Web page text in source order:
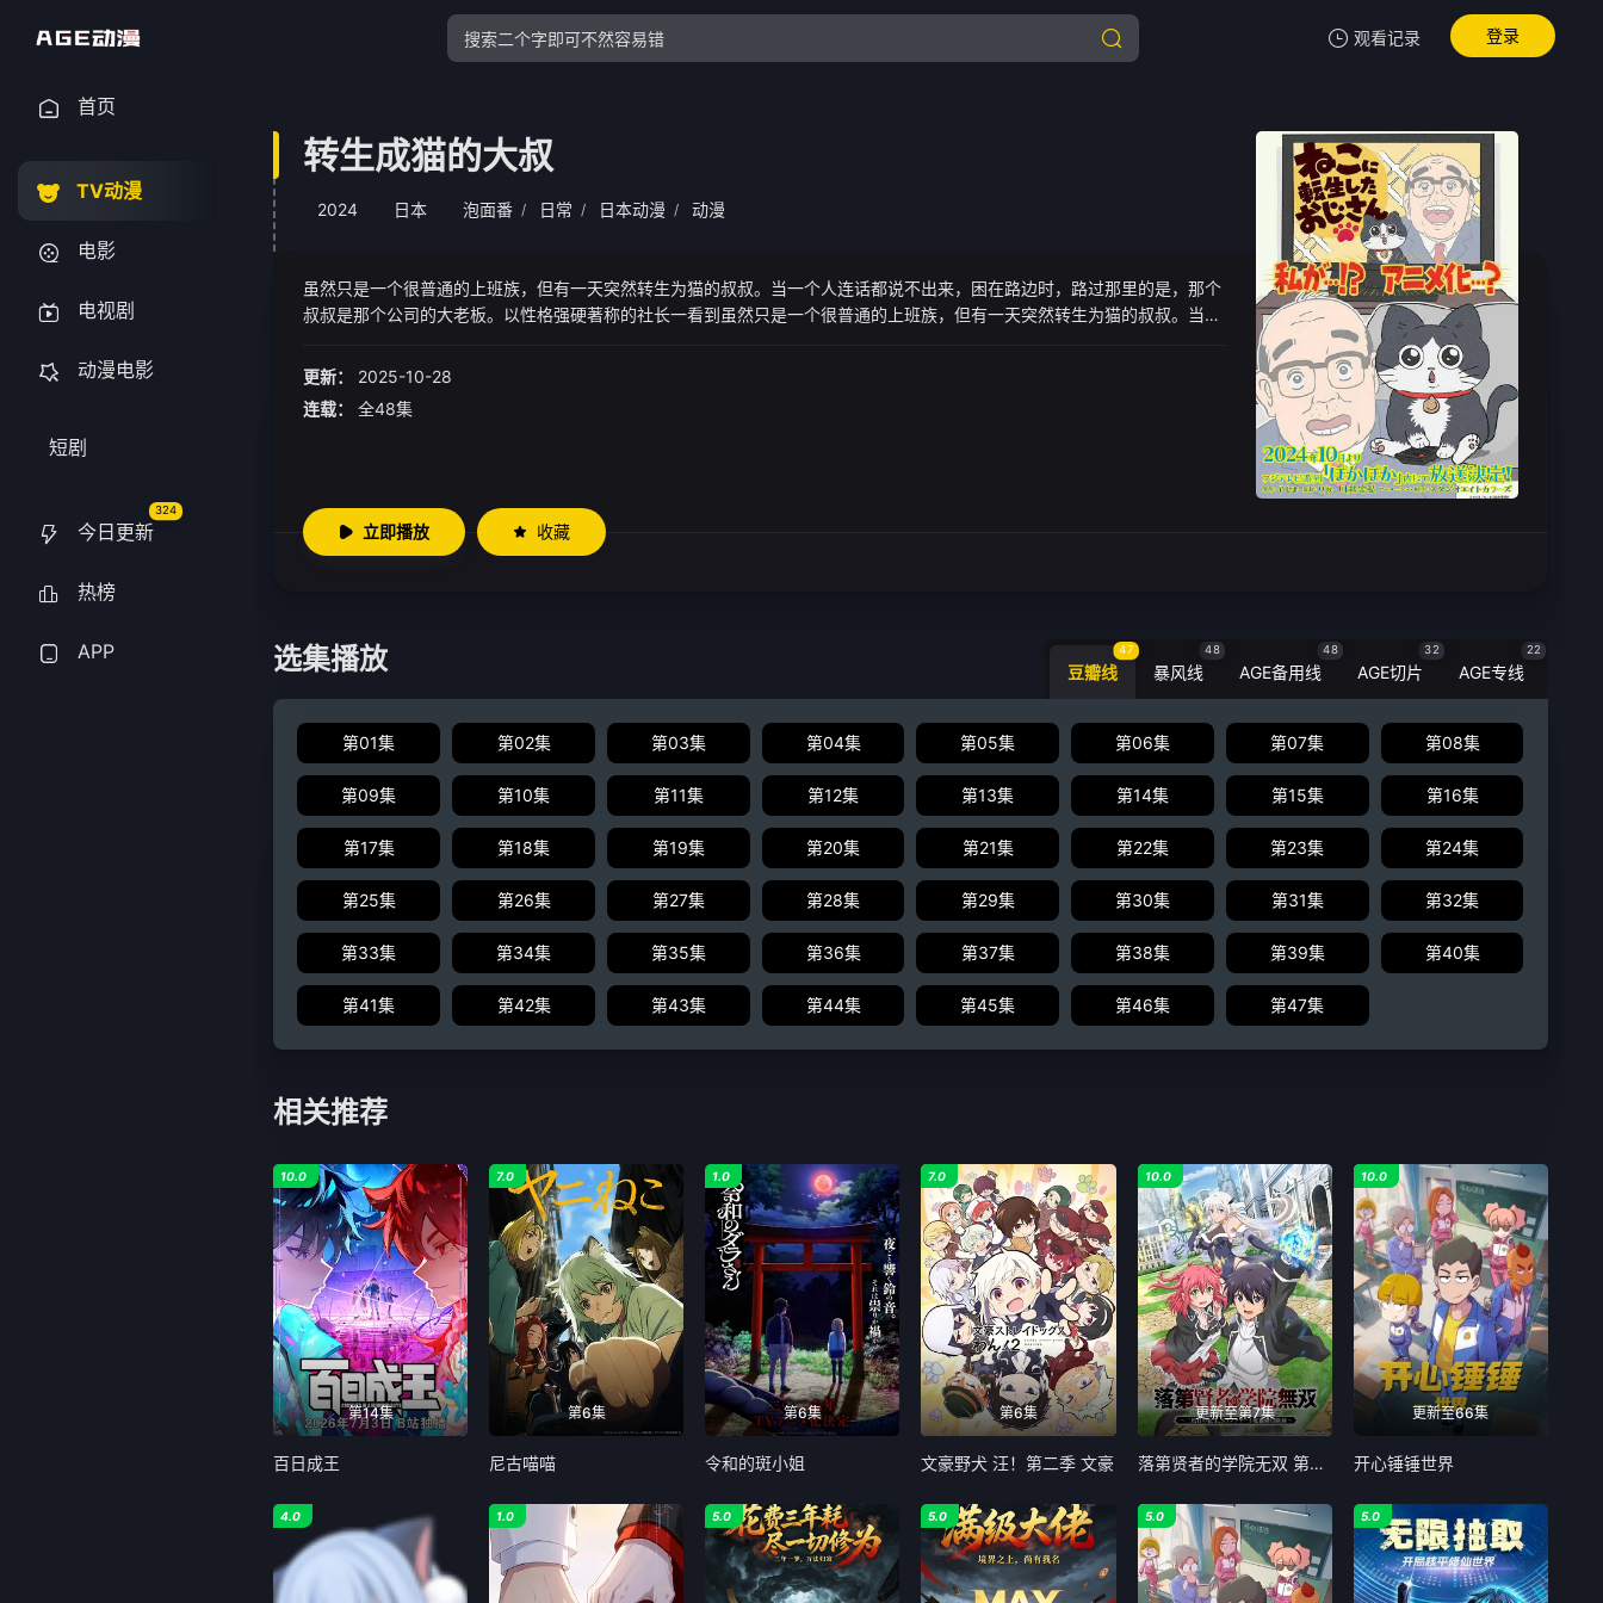
观看记录
暂无观看影片的记录
登录
首页
TV动漫
电影
电视剧
动漫电影
短剧
今日更新
324
热榜
APP
转生成猫的大叔
2024 日本 泡面番 / 日常 / 日本动漫 / 动漫
虽然只是一个很普通的上班族，但有一天突然转生为猫的叔叔。当一个人连话都说不出来，困在路边时，路过那里的是，那个
叔叔是那个公司的大老板。以性格强硬著称的社长一看到虽然只是一个很普通的上班族，但有一天突然转生为猫的叔叔。当一
（真实身份是叔叔），态度大变...！？装作不知道身份的大叔和给猫起名叫“Punchan”并溺爱它的社长，愉快而超现实的幸福
更新：
2025-10-28
连载：
全48集
立即播放 收藏
选集播放 豆瓣线
47
暴风线
48
AGE备用线
48
AGE切片
32
AGE专线
22
第01集 第02集 第03集 第04集 第05集 第06集 第07集 第08集
第09集 第10集 第11集 第12集 第13集 第14集 第15集 第16集
第17集 第18集 第19集 第20集 第21集 第22集 第23集 第24集
第25集 第26集 第27集 第28集 第29集 第30集 第31集 第32集
第33集 第34集 第35集 第36集 第37集 第38集 第39集 第40集
第41集 第42集 第43集 第44集 第45集 第46集 第47集
相关推荐
第14集
10.0
百日成王
第6集
7.0
尼古喵喵
第6集
1.0
令和的斑小姐
第6集
7.0
文豪野犬 汪！第二季 文豪
更新至第7集
10.0
落第贤者的学院无双 第二回转生，S等级作弊魔术师冒险记
更新至66集
10.0
开心锤锤世界
4.0 1.0 5.0 5.0 5.0 5.0